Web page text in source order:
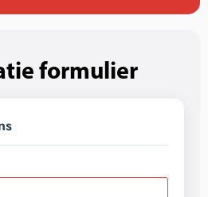
formulier